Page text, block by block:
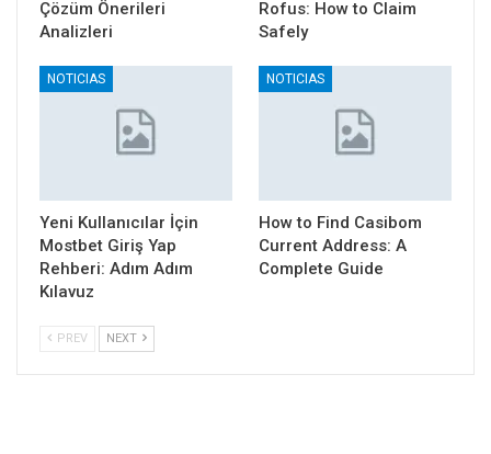
Çözüm Önerileri
Analizleri
Rofus: How to Claim
Safely
NOTICIAS
Yeni Kullanıcılar İçin
Mostbet Giriş Yap
Rehberi: Adım Adım
Kılavuz
NOTICIAS
How to Find Casibom
Current Address: A
Complete Guide
PREV NEXT